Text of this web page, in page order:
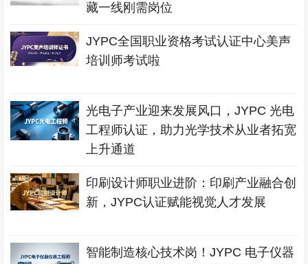
藏一线刚需岗位
JYPC全国职业资格考试认证中心美声
培训师考试啦
光电子产业迎来发展风口，JYPC 光电
工程师认证，助力光学技术从业者拓宽
上升通道
印刷设计师职业进阶：印刷产业融合创
新，JYPC认证赋能视觉人才发展
智能制造核心技术岗！JYPC 电子仪器